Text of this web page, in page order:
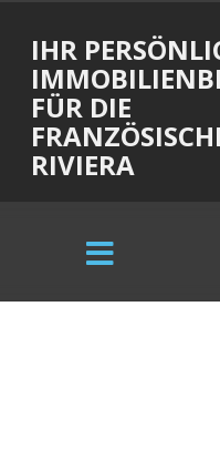
IHR
FÜR DIE
RIVIERA